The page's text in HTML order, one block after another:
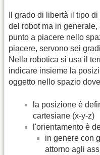
Il grado di libertà il tipo
del robot ma in
punto a piacere nello
piacere, servono sei
Nella robotica si usa il
indicare insieme la
oggetto nello spazio
la posizione è
cartesiane (x-y-z)
l'orientamento è
in genere con
attorno agli